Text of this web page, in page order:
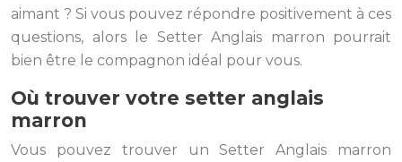
aimant ? Si vous pouvez répondre positivement à ces
questions, alors le Setter Anglais marron pourrait
bien être le compagnon idéal pour vous.
Où trouver votre setter anglais
marron
Vous pouvez trouver un Setter Anglais marron